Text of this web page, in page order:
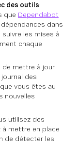
des outils:
que Dependabot
dans
les mises à
chaque
de mettre à jour
des
vous êtes au
nouvelles
utilisez des
à mettre en place
de détecter les